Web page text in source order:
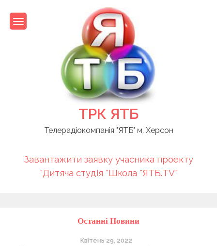
content
ТРК ЯТБ
Телерадіокомпанія "ЯТБ" м. Херсон
Завантажити заявку учасника проекту
"Дитяча студія "Школа "ЯТБ.TV"
Останні Новини
Квітень 28, 2022